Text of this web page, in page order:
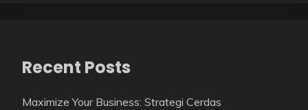
Recent Posts
Maximize Your Business: Strategi Cerdas